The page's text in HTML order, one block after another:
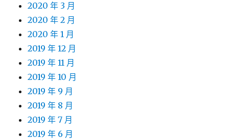
2020 年 3 月
2020 年 2 月
2020 年 1 月
2019 年 12 月
2019 年 11 月
2019 年 10 月
2019 年 9 月
2019 年 8 月
2019 年 7 月
2019 年 6 月